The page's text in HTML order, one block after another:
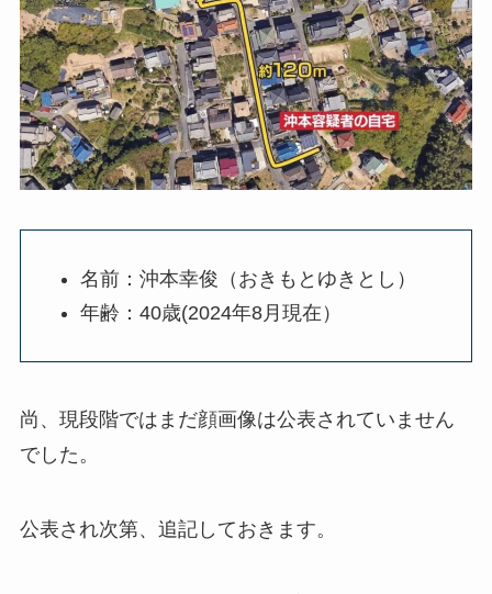
名前：沖本幸俊（おきもとゆきとし）
年齢：40歳(2024年8月現在）
尚、現段階ではまだ顔画像は公表されていません
でした。
公表され次第、追記しておきます。